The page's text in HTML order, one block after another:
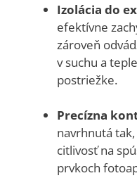
Izolácia do
efektívne
zároveň
v suchu a
postriežke.
Precízna
navrhnutá
citlivosť na
prvkoch